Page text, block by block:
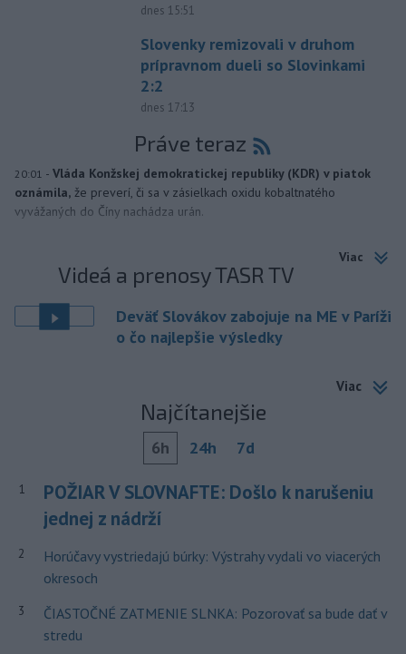
dnes 15:51
Slovenky remizovali v druhom
prípravnom dueli so Slovinkami
2:2
dnes 17:13
Práve teraz
20:01 - Vláda Konžskej demokratickej republiky (KDR) v piatok
oznámila, že preverí, či sa v zásielkach oxidu kobaltnatého
vyvážaných do Číny nachádza urán.
Viac
Videá a prenosy TASR TV
Deväť Slovákov zabojuje na ME v Paríži
o čo najlepšie výsledky
Viac
Najčítanejšie
6h 24h 7d
1
POŽIAR V SLOVNAFTE: Došlo k narušeniu
jednej z nádrží
2
Horúčavy vystriedajú búrky: Výstrahy vydali vo viacerých
okresoch
3
ČIASTOČNÉ ZATMENIE SLNKA: Pozorovať sa bude dať v
stredu